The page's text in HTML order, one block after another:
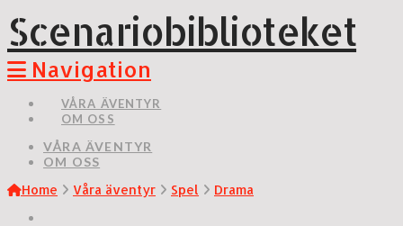
Scenariobiblioteket
Navigation
VÅRA ÄVENTYR
OM OSS
VÅRA ÄVENTYR
OM OSS
Home
Våra äventyr Spel Drama